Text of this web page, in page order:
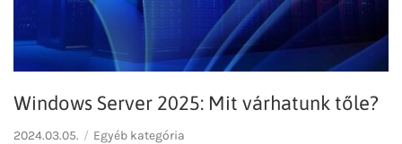
Windows Server 2025: Mit várhatunk tőle?
2024.03.05. Egyéb kategória